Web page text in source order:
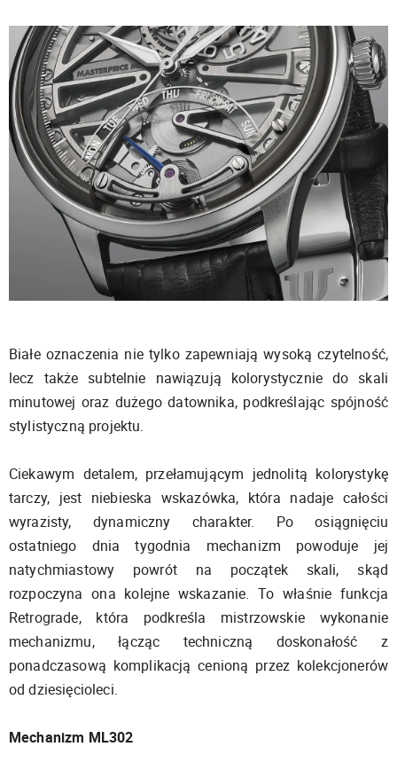
Białe oznaczenia nie tylko zapewniają wysoką czytelność,
lecz także subtelnie nawiązują kolorystycznie do skali
minutowej oraz dużego datownika, podkreślając spójność
stylistyczną projektu.
Ciekawym detalem, przełamującym jednolitą kolorystykę
tarczy, jest niebieska wskazówka, która nadaje całości
wyrazisty, dynamiczny charakter. Po osiągnięciu
ostatniego dnia tygodnia mechanizm powoduje jej
natychmiastowy powrót na początek skali, skąd
rozpoczyna ona kolejne wskazanie. To właśnie funkcja
Retrograde, która podkreśla mistrzowskie wykonanie
mechanizmu, łącząc techniczną doskonałość z
ponadczasową komplikacją cenioną przez kolekcjonerów
od dziesięcioleci.
Mechanizm ML302